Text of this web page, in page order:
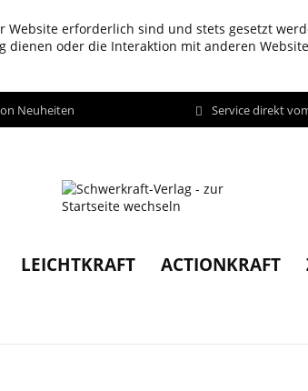
erforderlich sind und stets gesetzt
oder die Interaktion mit anderen
Neuheiten Service direkt
LEICHTKRAFT ACTIONKRAFT